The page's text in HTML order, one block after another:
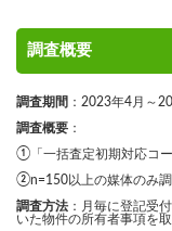
調査概要
調査期間 ：2023年4月～
調査概要 ：
①「一括査定初期対応コ
②n=150以上の媒体のみ
調査方法 ：月毎に登記受
いた物件の所有者事項を